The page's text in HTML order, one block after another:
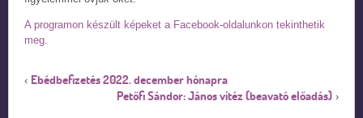
A programon készült képeket a Facebook-oldalunkon tekinthetik
meg.
‹ Ebédbefizetés 2022. december hónapra
Petőfi Sándor: János vitéz (beavató előadás) ›